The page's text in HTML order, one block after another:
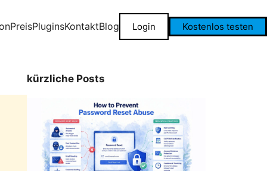
PreisPluginsKontaktBlog Login Kostenlos testen
kürzliche Posts